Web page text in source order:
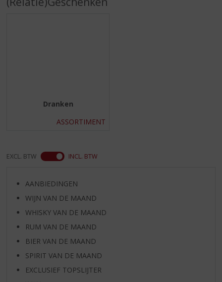
i
Dranken
ASSORTIMENT
EXCL. BTW INCL. BTW
AANBIEDINGEN
WIJN VAN DE MAAND
WHISKY VAN DE MAAND
RUM VAN DE MAAND
BIER VAN DE MAAND
SPIRIT VAN DE MAAND
EXCLUSIEF TOPSLIJTER